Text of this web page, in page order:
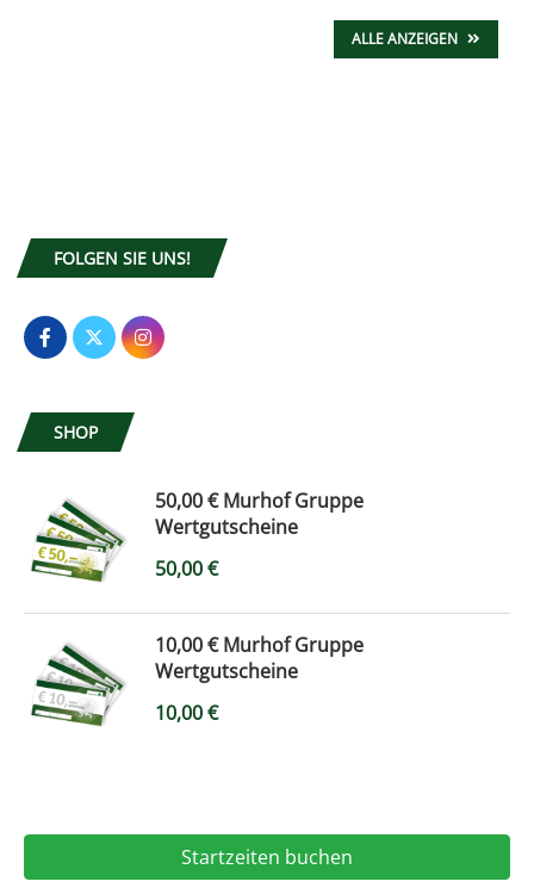
ALLE ANZEIGEN
FOLGEN SIE UNS!
SHOP
50,00 € Murhof Gruppe
Wertgutscheine
50,00€
10,00 € Murhof Gruppe
Wertgutscheine
10,00€
Startzeiten buchen